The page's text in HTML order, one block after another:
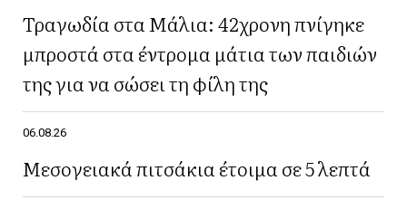
Τραγωδία στα Μάλια: 42χρονη πνίγηκε
μπροστά στα έντρομα μάτια των παιδιών
της για να σώσει τη φίλη της
06.08.26
Μεσογειακά πιτσάκια έτοιμα σε 5 λεπτά